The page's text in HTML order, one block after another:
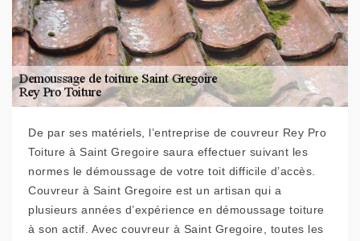
De par ses matériels, l’entreprise de couvreur Rey Pro
Toiture à Saint Gregoire saura effectuer suivant les
normes le démoussage de votre toit difficile d’accès.
Couvreur à Saint Gregoire est un artisan qui a
plusieurs années d’expérience en démoussage toiture
à son actif. Avec couvreur à Saint Gregoire, toutes les